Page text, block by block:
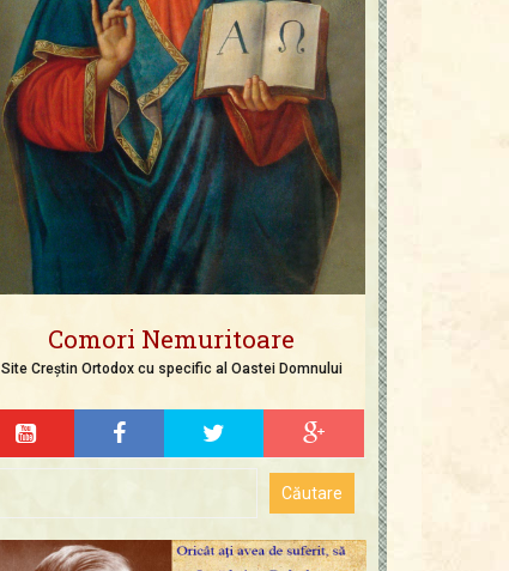
Comori Nemuritoare
Site Creștin Ortodox cu specific al Oastei Domnului